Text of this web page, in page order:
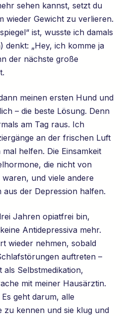
sehen kannst, setzt du
wieder Gewicht zu verlieren.
ist, wusste ich damals
„Hey, ich komme ja
der nächste große
meinen ersten Hund und
– die beste Lösung. Denn
am Tag raus. Ich
an der frischen Luft
helfen. Die Einsamkeit
die nicht von
und viele andere
aus der Depression halfen.
Jahren opiatfrei bin,
Antidepressiva mehr.
wieder nehmen, sobald
auftreten –
Selbstmedikation,
mit meiner Hausärztin.
geht darum, alle
zu kennen und sie klug und